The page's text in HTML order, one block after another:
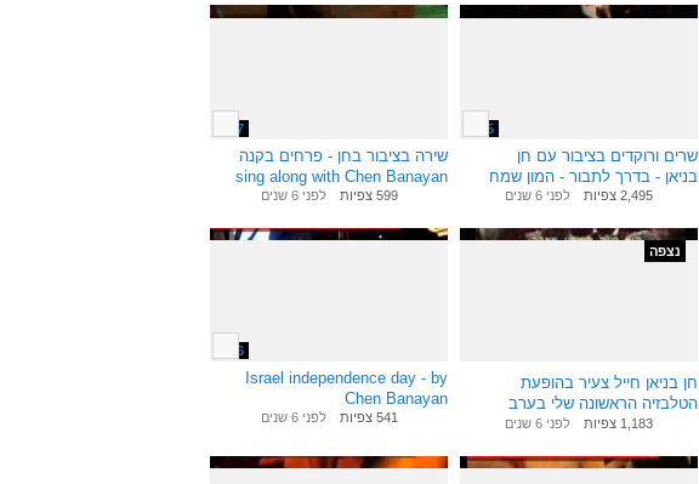
7:25
שרים ורוקדים בציבור עם חן
בניאן - בדרך לתבור - המון שמח
2,495 צפיות לפני 6 שנים
2:57
שירה בציבור בחן - פרחים בקנה
sing along with Chen Banayan
599 צפיות לפני 6 שנים
נצפה
חן בניאן חייל צעיר בהופעת
הטלבזיה הראשונה שלי בערב
שירה בציבור כך הכל התחיל ..
1,183 צפיות לפני 6 שנים
5:16
Israel independence day - by
Chen Banayan
541 צפיות לפני 6 שנים